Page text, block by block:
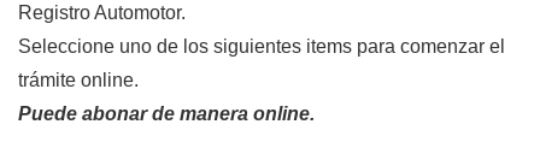
Registro Automotor.
Seleccione uno de los siguientes items para comenzar el
trámite online.
Puede abonar de manera online.